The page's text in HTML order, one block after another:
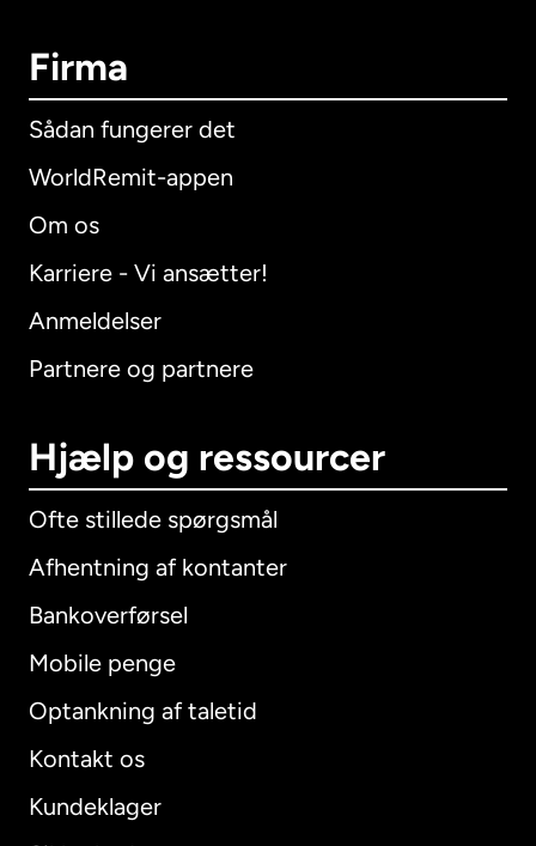
Firma
Sådan fungerer det
WorldRemit-appen
Om os
Karriere - Vi ansætter!
Anmeldelser
Partnere og partnere
Hjælp og ressourcer
Ofte stillede spørgsmål
Afhentning af kontanter
Bankoverførsel
Mobile penge
Optankning af taletid
Kontakt os
Kundeklager